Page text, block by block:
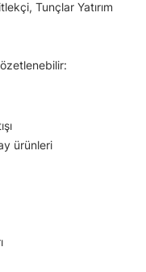
Tunçlar Yatırım
ürünleri